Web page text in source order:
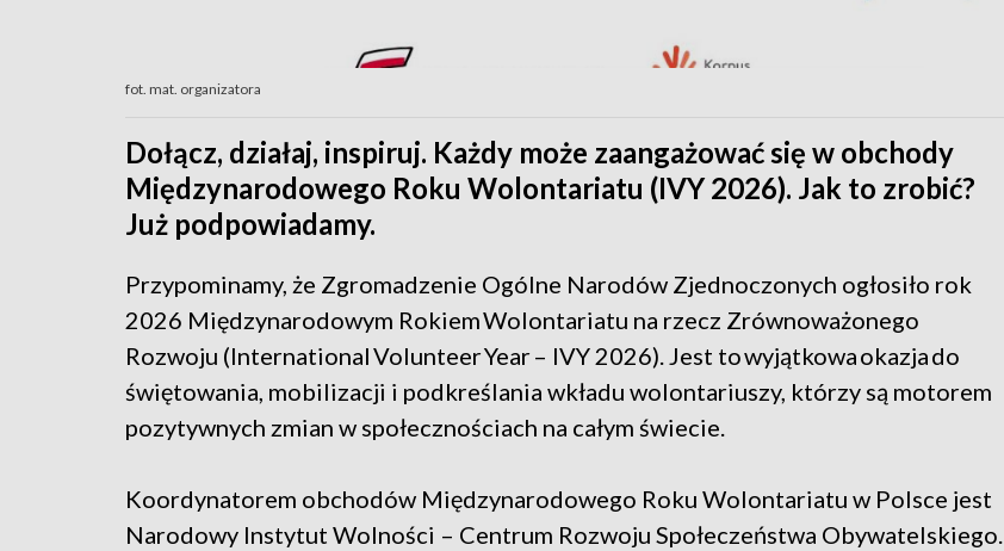
fot. mat. organizatora
Dołącz, działaj, inspiruj. Każdy może zaangażować się w obchody
Międzynarodowego Roku Wolontariatu (IVY 2026). Jak to zrobić?
Już podpowiadamy.
Przypominamy, że Zgromadzenie Ogólne Narodów Zjednoczonych ogłosiło rok
2026 Międzynarodowym Rokiem Wolontariatu na rzecz Zrównoważonego
Rozwoju (International Volunteer Year – IVY 2026). Jest to wyjątkowa okazja do
świętowania, mobilizacji i podkreślania wkładu wolontariuszy, którzy są motorem
pozytywnych zmian w społecznościach na całym świecie.
Koordynatorem obchodów Międzynarodowego Roku Wolontariatu w Polsce jest
Narodowy Instytut Wolności – Centrum Rozwoju Społeczeństwa Obywatelskiego.